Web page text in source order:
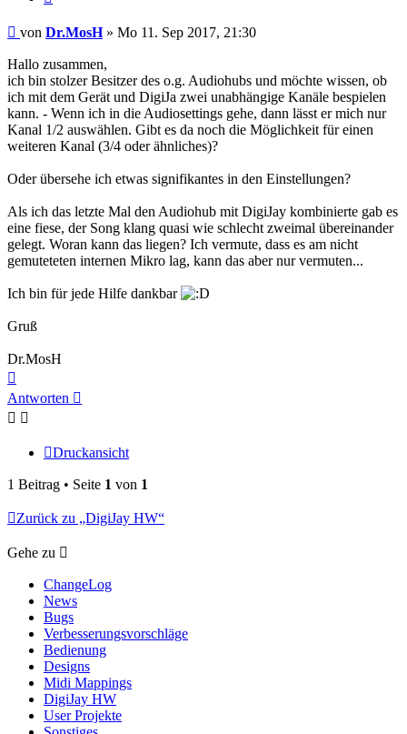
Beitrag
von Dr.MosH» Mo 11. Sep 2017, 21:30
Hallo zusammen,
ich bin stolzer Besitzer des o.g. Audiohubs und möchte wissen, ob
ich mit dem Gerät und DigiJa zwei unabhängige Kanäle bespielen
kann. - Wenn ich in die Audiosettings gehe, dann lässt er mich nur
Kanal 1/2 auswählen. Gibt es da noch die Möglichkeit für einen
weiteren Kanal (3/4 oder ähnliches)?
Oder übersehe ich etwas signifikantes in den Einstellungen?
Als ich das letzte Mal den Audiohub mit DigiJay kombinierte gab es
eine fiese, der Song klang quasi wie schlecht zweimal übereinander
gelegt. Woran kann das liegen? Ich vermute, dass es am nicht
gemuteteten internen Mikro lag, kann das aber nur vermuten...
Ich bin für jede Hilfe dankbar
Gruß
Dr.MosH
oben
Antworten
Druckansicht
1 Beitrag • Seite 1 von 1
Zurück zu „DigiJay HW“
Gehe zu
ChangeLog
News
Bugs
Verbesserungsvorschläge
Bedienung
Designs
Midi Mappings
DigiJay HW
User Projekte